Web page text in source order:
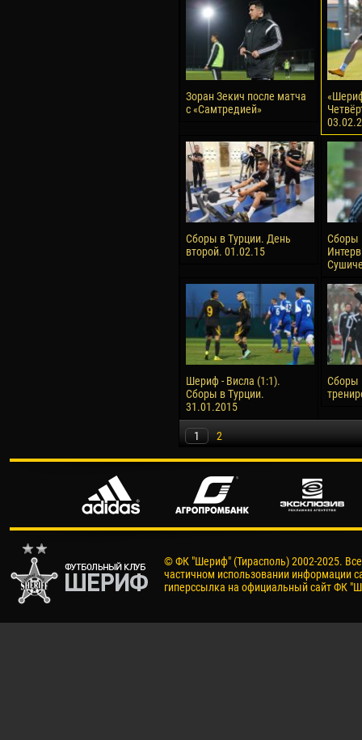
Зоран Зекич после матча
с «Самтредией»
Сборы в Турции. День
второй. 01.02.15
Сборы
Шериф - Висла (1:1).
Сборы в Турции.
31.01.2015
Сборы
1 2
© ФК "Шериф" (Тирасполь) 2002-2025.
частичном использовании информации
гиперссылка на официальный сайт ФК